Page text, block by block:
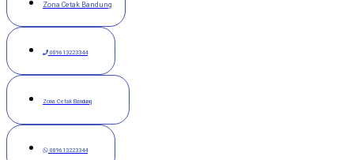
Zona Cetak Bandung
089613223344
Zona Cetak Bandung
089613223344